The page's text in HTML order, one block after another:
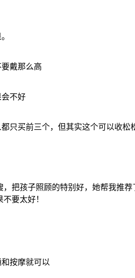
戴那么高
不好
只买前三个，但其实这个可以收
把孩子照顾的特别好，她帮我推
要太好！
按摩就可以